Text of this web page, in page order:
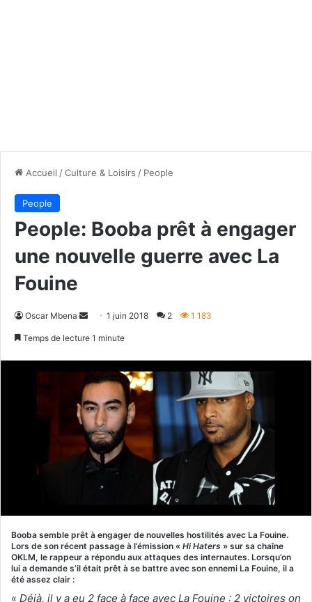
Accueil /Culture & Loisirs / People
People
People: Booba prêt à engager
une nouvelle guerre avec La
Fouine
Oscar Mbena
Envoyer1 juin 2018 2 1 183
Temps de lecture 1 minute
Booba semble prêt à engager de nouvelles hostilités avec La Fouine.
Lors de son récent passage à l’émission « Hi Haters » sur sa chaîne
OKLM, le rappeur a répondu aux attaques des internautes. Lorsqu’on
lui a demande s’il était prêt à se battre avec son ennemi La Fouine, il a
été assez clair :
« Déjà, il y a eu 2 face à face avec La Fouine : 2 victoires on